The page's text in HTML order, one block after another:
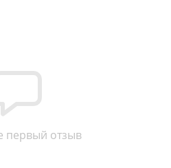
первый отзыв